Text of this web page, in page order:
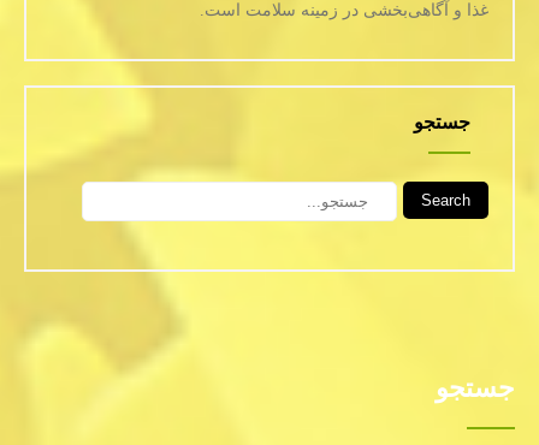
غذا و آگاهی‌بخشی در زمینه سلامت است.
جستجو
Search
جستجو